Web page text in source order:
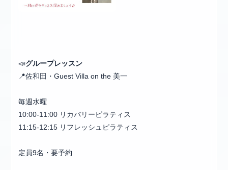
📣グループレッスン
📍佐和田・Guest Villa on the 美一
毎週水曜
10:00-11:00 リカバリーピラティス
11:15-12:15 リフレッシュピラティス
定員9名・要予約